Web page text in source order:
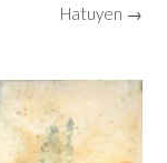
Hatuyen →